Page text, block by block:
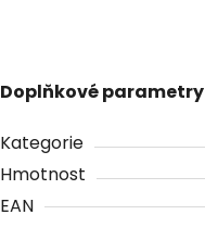
Doplňkové parametry
Kategorie
Hmotnost
EAN